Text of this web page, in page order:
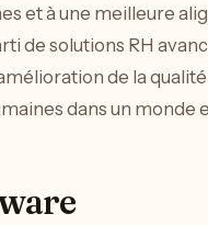
et à une meilleure
de solutions RH
de la
dans un monde